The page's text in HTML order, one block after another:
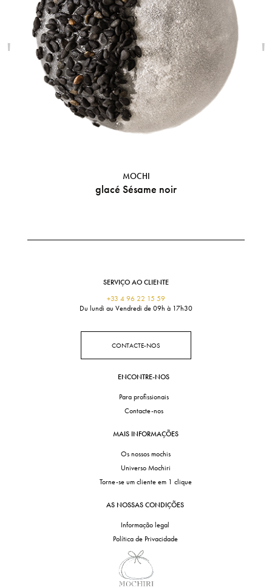
MOCHI
glacé Sésame noir
' '
SERVIÇO AO CLIENTE
+33 4 96 22 15 59
Du lundi au Vendredi de 09h à 17h30
CONTACTE-NOS
ENCONTRE-NOS
Para profissionais
Contacte-nos
MAIS INFORMAÇÕES
Os nossos mochis
Universo Mochiri
Torne-se um cliente em 1 clique
AS NOSSAS CONDIÇÕES
Informação legal
Política de Privacidade